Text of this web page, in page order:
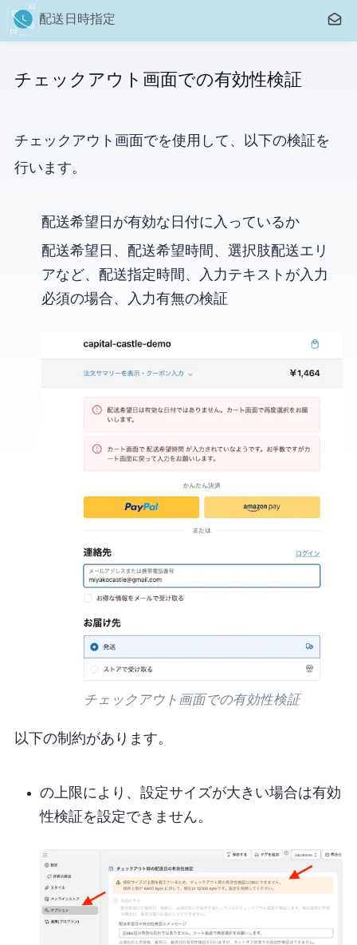
CC 配送日時指定 問
チェックアウト画面での有効性検証
チェックアウト画面でを使用して、以下の検証を
行います。
配送希望日が有効な日付に入っているか
配送希望日、配送希望時間、選択肢(配送エリ
アなど)、配送指定時間、入力テキスト が入力
必須の場合、入力有無の検証
チェックアウト画面での有効性検証
以下の制約があります。
のinput上限(64kB)により、設定サイズが大きい場合は有効
性検証を設定できません。